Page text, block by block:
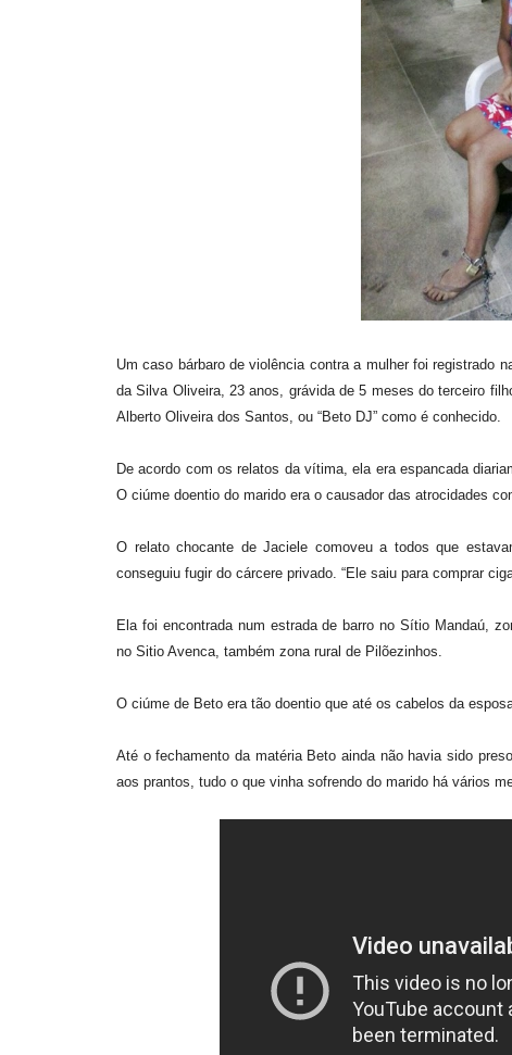
Um caso bárbaro de violência contra a mulher foi registrado
da Silva Oliveira, 23 anos, grávida de 5 meses do terceiro
Alberto Oliveira dos Santos, ou “Beto DJ” como é conhecido.
De acordo com os relatos da vítima, ela era espancada
O ciúme doentio do marido era o causador das atrocidades
O relato chocante de Jaciele comoveu a todos que
conseguiu fugir do cárcere privado. “Ele saiu para comprar
Ela foi encontrada num estrada de barro no Sítio Mandaú,
no Sitio Avenca, também zona rural de Pilõezinhos.
O ciúme de Beto era tão doentio que até os cabelos da
Até o fechamento da matéria Beto ainda não havia sido
aos prantos, tudo o que vinha sofrendo do marido há vários